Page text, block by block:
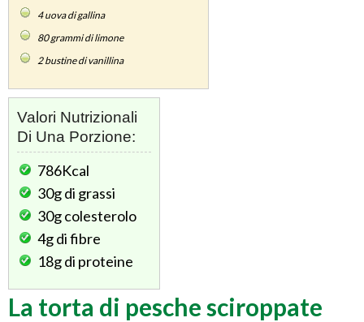
4uova di gallina
80grammi di limone
2bustine di vanillina
Valori Nutrizionali
Di Una Porzione:
786Kcal
30gdi grassi
30gcolesterolo
4gdi fibre
18gdi proteine
La torta di pesche sciroppate